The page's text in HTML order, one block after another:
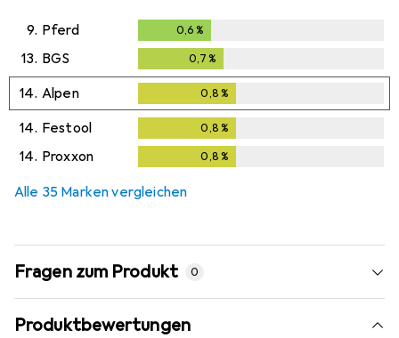
9. Pferd 0,6 %
13. BGS 0,7 %
14. Alpen 0,8 %
14. Festool 0,8 %
14. Proxxon 0,8 %
Alle 35 Marken vergleichen
Fragen zum Produkt 0
Produktbewertungen